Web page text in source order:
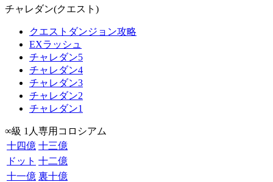
チャレダン(クエスト)
クエストダンジョン攻略
EXラッシュ
チャレダン5
チャレダン4
チャレダン3
チャレダン2
チャレダン1
∞級 1人専用コロシアム
十四億 十三億
ドット 十二億
十一億 裏十億